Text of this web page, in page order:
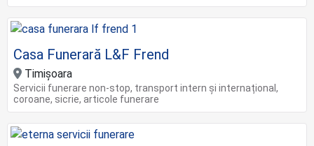
Casa Funerară L&F Frend
Timișoara
Servicii funerare non-stop, transport intern și internațional,
coroane, sicrie, articole funerare